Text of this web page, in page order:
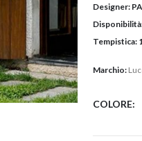
Designer:
Tempistica:
Marchio:
COLORE